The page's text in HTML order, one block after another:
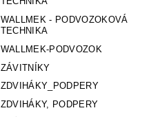
WALLMEK - PODVOZOKOVÁ
TECHNIKA
WALLMEK-PODVOZOK
ZÁVITNÍKY
ZDVIHÁKY_PODPERY
ZDVIHÁKY, PODPERY